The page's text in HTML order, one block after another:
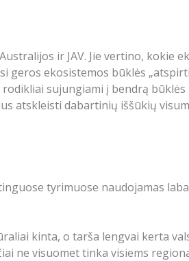
ir JAV. Jie vertino, kokie
geros ekosistemos būklės
sujungiami į bendrą būklės
atskleisti dabartinių iššūkių
tyrimuose naudojamas
kinta, o tarša lengvai kerta
ne visuomet tinka visiems